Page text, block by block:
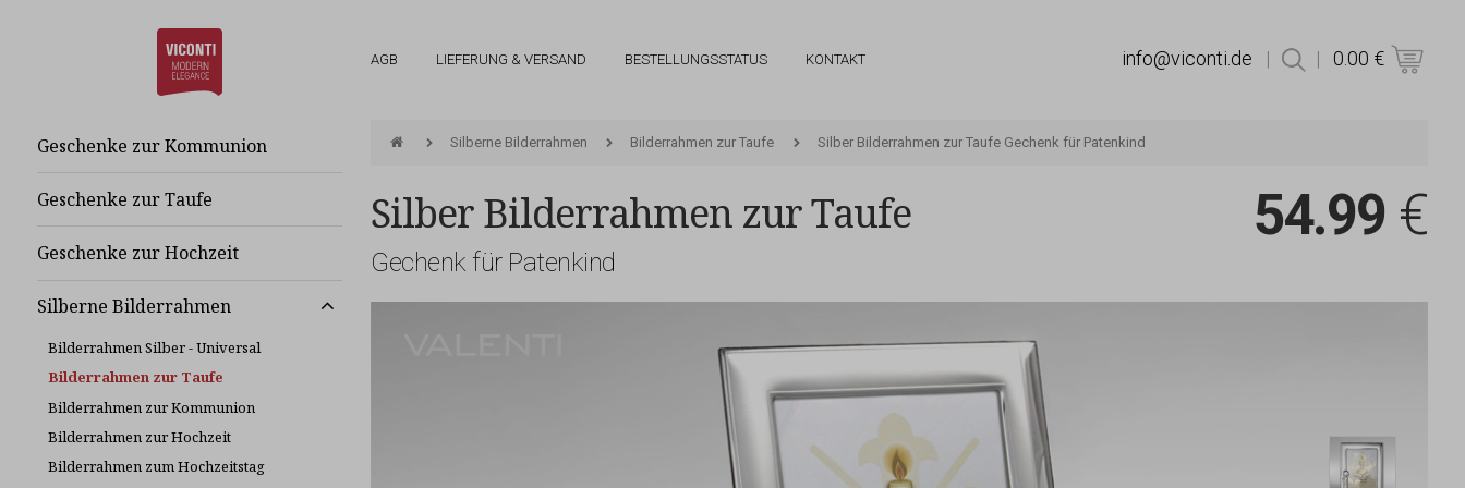
info@viconti.de | Produktsuche
| 0.00 €
AGB LIEFERUNG & VERSAND BESTELLUNGSSTATUS KONTAKT
Geschenke zur Kommunion
Geschenke zur Taufe
Geschenke zur Hochzeit
Silberne Bilderrahmen
Bilderrahmen Silber - Universal
Bilderrahmen zur Taufe
Bilderrahmen zur Kommunion
Bilderrahmen zur Hochzeit
Bilderrahmen zum Hochzeitstag
Silberne Bilderrahmen Bilderrahmen zur Taufe Silber Bilderrahmen zur Taufe Gechenk für Patenkind
54.99 €
Silber Bilderrahmen zur Taufe
Gechenk für Patenkind